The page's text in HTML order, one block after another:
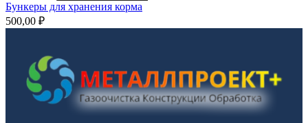
Бункеры для хранения корма
500,00 ₽